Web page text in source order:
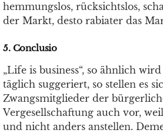
hemmungslos, rücksichtslos,
der Markt, desto rabiater das
5. Conclusio
„Life is business“, so ähnlich
täglich suggeriert, so stellen es
Zwangsmitglieder der
Vergesellschaftung auch vor, weil
und nicht anders anstellen.